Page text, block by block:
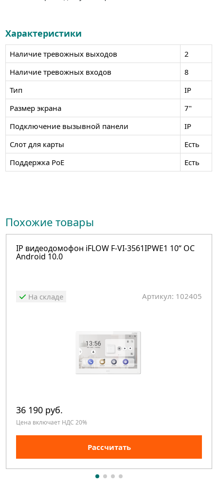
Характеристики
Наличие тревожных выходов
2
Наличие тревожных входов
8
Тип
IP
Размер экрана
7"
Подключение вызывной панели
IP
Слот для карты
Есть
Поддержка PoE
Есть
Похожие товары
IP видеодомофон iFLOW F-VI-3561IPWE1 10“ ОС
Android 10.0
На складе Артикул: 102405
36 190 руб.
Цена включает НДС 20%
Рассчитать